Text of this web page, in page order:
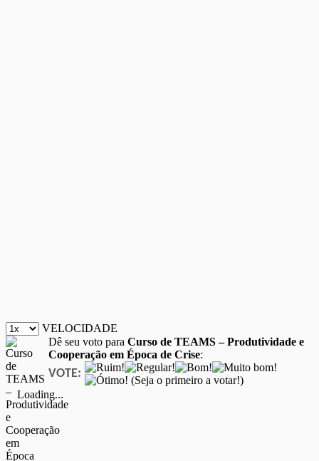
VELOCIDADE
Dê seu voto para Curso de TEAMS – Produtividade e
Cooperação em Época de Crise:
VOTE:
(Seja o primeiro a votar!)
Loading...